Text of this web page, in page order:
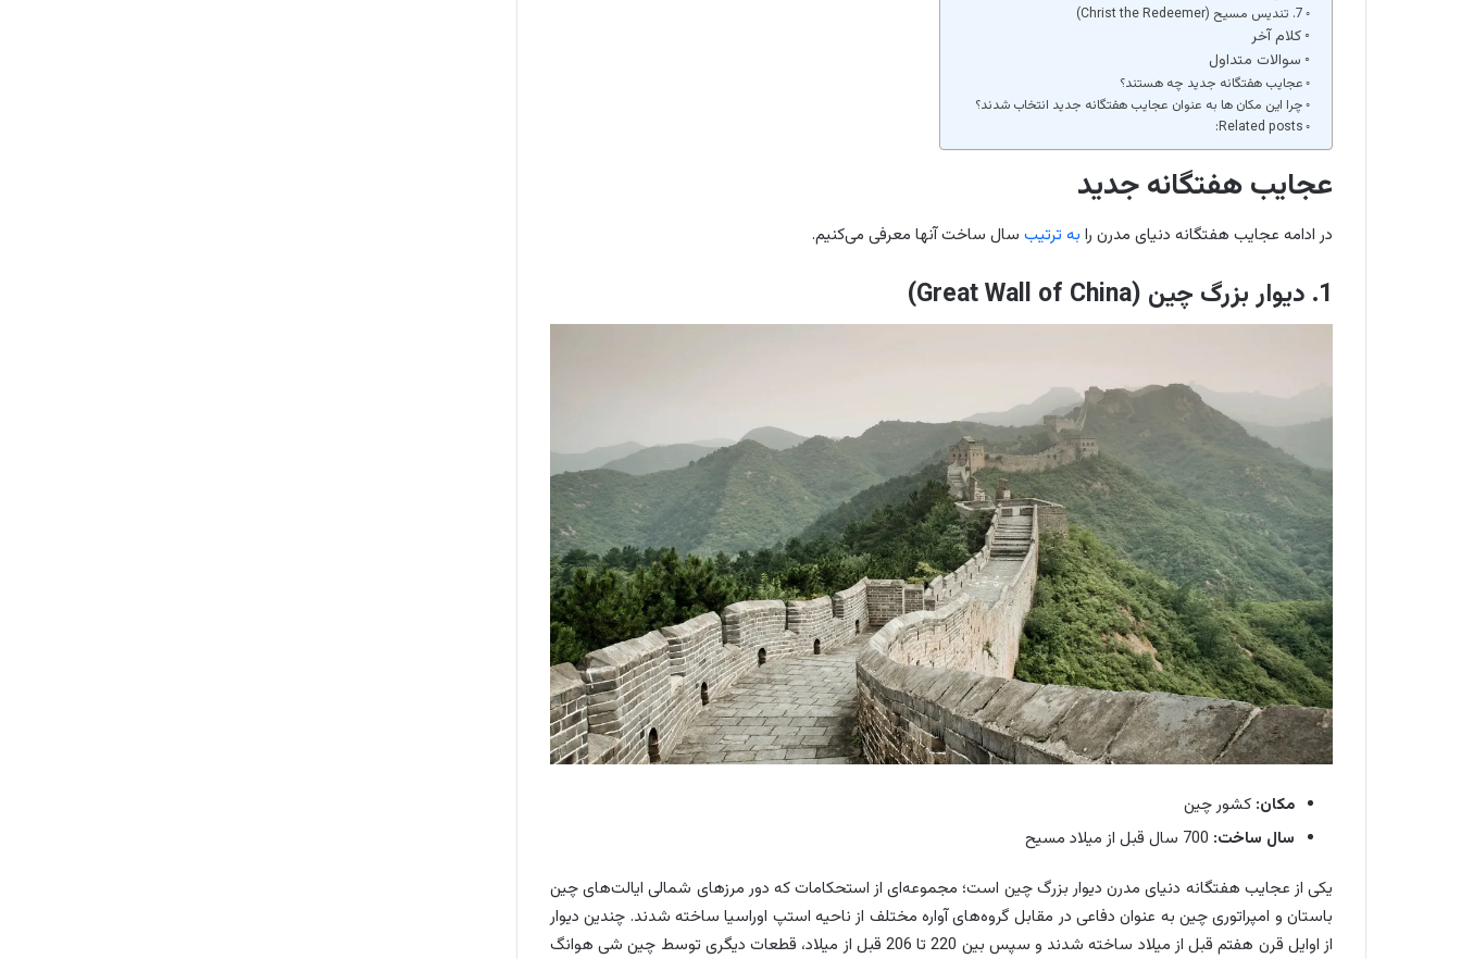
7. تندیس مسیح (Christ the Redeemer)
کلام آخر
سوالات متداول
عجایب هفتگانه جدید چه هستند؟
چرا این مکان ها به عنوان عجایب هفتگانه جدید انتخاب شدند؟
Related posts:
عجایب هفتگانه جدید
در ادامه عجایب هفتگانه دنیای مدرن را به ترتیب سال ساخت آنها معرفی می‌کنیم.
1. دیوار بزرگ چین (Great Wall of China)
مکان: کشور چین
سال ساخت:
یکی از عجایب هفتگانه دنیای مدرن دیوار بزرگ چین است؛ مجموعه‌ای از استحکامات که دور مرزهای شمالی ایالت‌های چین
باستان و امپراتوری چین به عنوان دفاعی در مقابل گروه‌های آواره مختلف از ناحیه استپ اوراسیا ساخته شدند. چندین دیوار
از اوایل قرن هفتم قبل از میلاد ساخته شدند و سپس بین 220 تا 206 قبل از میلاد، قطعات دیگری توسط چین شی هوانگ